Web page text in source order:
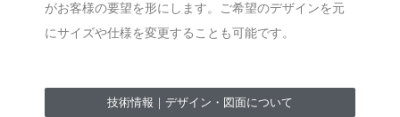
がお客様の要望を形にします。ご希望のデザインを元
にサイズや仕様を変更することも可能です。
技術情報｜デザイン・図面について